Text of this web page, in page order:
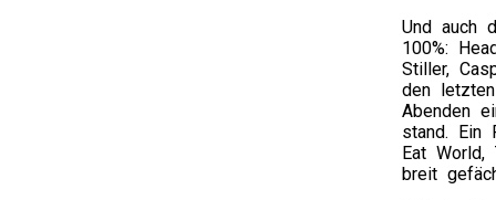
Und auch
100%:
Stiller,
den
Abenden
stand. Ein
Eat
breit